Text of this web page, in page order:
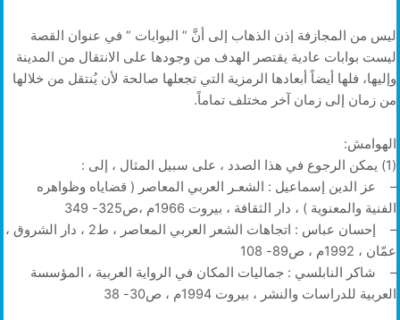
ليس من المجازفة إذن الذهاب إلى أنَّ ” البوابات ” في عنوان القصة
ليست بوابات عادية يقتصر الهدف من وجودها على الانتقال من المدينة
وإليها، فلها أيضاً أبعادها الرمزية التي تجعلها صالحة لأن يُنتقل من خلالها
من زمان إلى زمان آخر مختلف تماماً.
الهوامش:
(1) يمكن الرجوع في هذا الصدد ، على سبيل المثال ، إلى :
– عز الدين إسماعيل : الشعـر العربي المعاصر ( قضاياه وظواهره
الفنية والمعنوية ) ، دار الثقافة ، بيروت 1966م ،ص325- 349
– إحسان عباس : اتجاهات الشعر العربي المعاصر ، ط2 ، دار الشروق ،
عمّان ، 1992م ، ص89- 108
– شاكر النابلسي : جماليات المكان في الرواية العربية ، المؤسسة
العربية للدراسات والنشر ، بيروت 1994م ، ص30- 38